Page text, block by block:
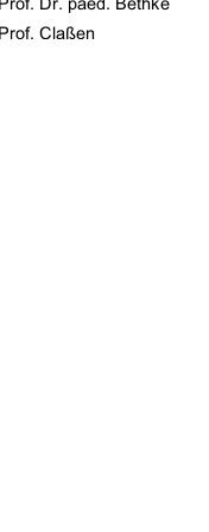
Prof. Dr. paed. Bethke
Prof.             Claßen